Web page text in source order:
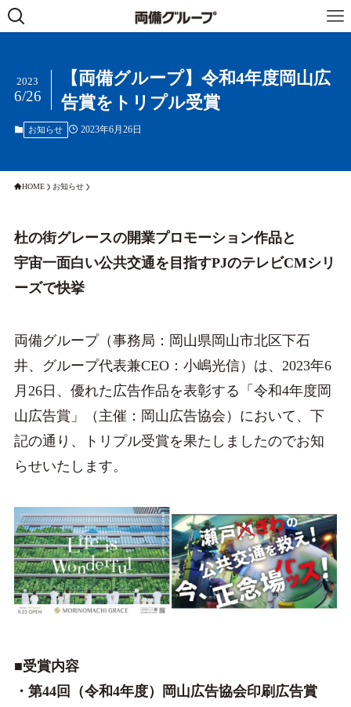
【両備グループ】令和4年度岡山広
告賞をトリプル受賞
2023
6/26
お知らせ 2023年6月26日
HOME お知らせ
杜の街グレースの開業プロモーション作品と
宇宙一面白い公共交通を目指すPJのテレビCMシリ
ーズで快挙
両備グループ（事務局：岡山県岡山市北区下石
井、グループ代表兼CEO：小嶋光信）は、2023年6
月26日、優れた広告作品を表彰する「令和4年度岡
山広告賞」（主催：岡山広告協会）において、下
記の通り、トリプル受賞を果たしましたのでお知
らせいたします。
■受賞内容
・第44回（令和4年度）岡山広告協会印刷広告賞